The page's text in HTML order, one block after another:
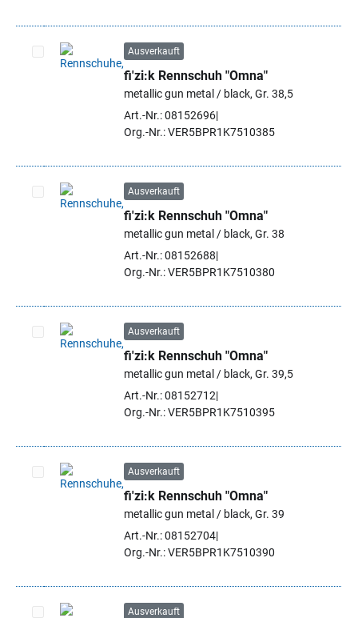
Artikel auswählen
Ausverkauft
fi'zi:k Rennschuh "Omna"
metallic gun metal / black, Gr. 38,5
Art.-Nr.: 08152696
Org.-Nr.: VER5BPR1K7510385
Artikel auswählen
Ausverkauft
fi'zi:k Rennschuh "Omna"
metallic gun metal / black, Gr. 38
Art.-Nr.: 08152688
Org.-Nr.: VER5BPR1K7510380
Artikel auswählen
Ausverkauft
fi'zi:k Rennschuh "Omna"
metallic gun metal / black, Gr. 39,5
Art.-Nr.: 08152712
Org.-Nr.: VER5BPR1K7510395
Artikel auswählen
Ausverkauft
fi'zi:k Rennschuh "Omna"
metallic gun metal / black, Gr. 39
Art.-Nr.: 08152704
Org.-Nr.: VER5BPR1K7510390
Ausverkauft